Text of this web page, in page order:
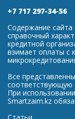
+7 717 297-34-56
Содержание
справочный
кредитной
взимает оплаты с
Все
соответствующую
При
Smartzaim.kz